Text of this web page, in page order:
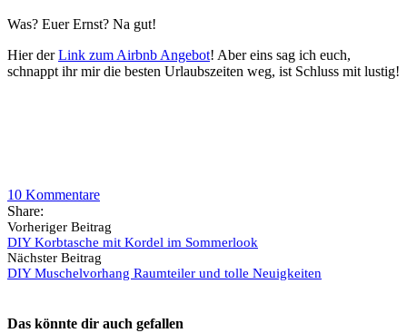
Was? Euer Ernst? Na gut!
Hier derLink zum Airbnb Angebot! Aber eins sag ich euch,
schnappt ihr mir die besten Urlaubszeiten weg, ist Schluss mit lustig!
10 Kommentare
Share:
Vorheriger Beitrag
DIY Korbtasche mit Kordel im Sommerlook
Nächster Beitrag
DIY Muschelvorhang Raumteiler und tolle Neuigkeiten
Das könnte dir auch gefallen